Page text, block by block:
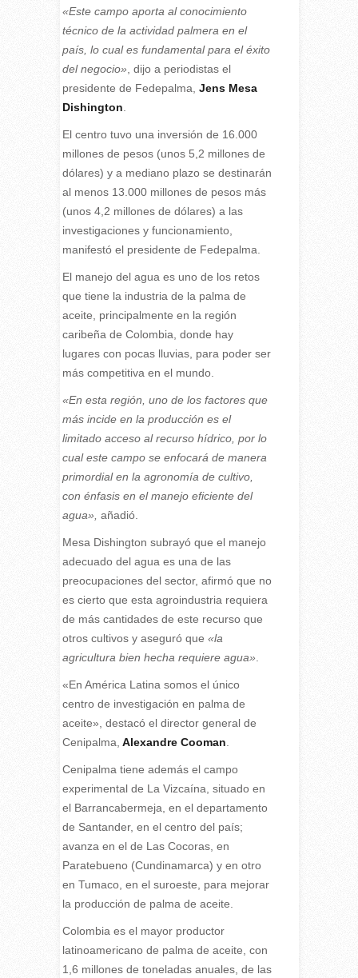
«Este campo aporta al conocimiento
técnico de la actividad palmera en el
país, lo cual es fundamental para el éxito
del negocio» , dijo a periodistas el
presidente de Fedepalma, Jens Mesa
Dishington
El centro tuvo una inversión de 16.000
millones de pesos (unos 5,2 millones de
dólares) y a mediano plazo se destinarán
al menos 13.000 millones de pesos más
(unos 4,2 millones de dólares) a las
investigaciones y funcionamiento,
manifestó el presidente de Fedepalma.
El manejo del agua es uno de los retos
que tiene la industria de la palma de
aceite, principalmente en la región
caribeña de Colombia, donde hay
lugares con pocas lluvias, para poder ser
más competitiva en el mundo.
«En esta región, uno de los factores que
más incide en la producción es el
limitado acceso al recurso hídrico, por lo
cual este campo se enfocará de manera
primordial en la agronomía de cultivo,
con énfasis en el manejo eficiente del
agua», añadió.
Mesa Dishington subrayó que el manejo
adecuado del agua es una de las
preocupaciones del sector, afirmó que no
es cierto que esta agroindustria requiera
de más cantidades de este recurso que
otros cultivos y aseguró que «la
agricultura bien hecha requiere agua»
«En América Latina somos el único
centro de investigación en palma de
aceite», destacó el director general de
Cenipalma, Alexandre Cooman
Cenipalma tiene además el campo
experimental de La Vizcaína, situado en
el Barrancabermeja, en el departamento
de Santander, en el centro del país;
avanza en el de Las Cocoras, en
Paratebueno (Cundinamarca) y en otro
en Tumaco, en el suroeste, para mejorar
la producción de palma de aceite.
Colombia es el mayor productor
latinoamericano de palma de aceite, con
1,6 millones de toneladas anuales, de las